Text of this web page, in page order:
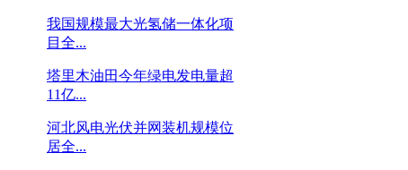
我国规模最大光氢储一体化项
目全...
塔里木油田今年绿电发电量超
11亿...
河北风电光伏并网装机规模位
居全...